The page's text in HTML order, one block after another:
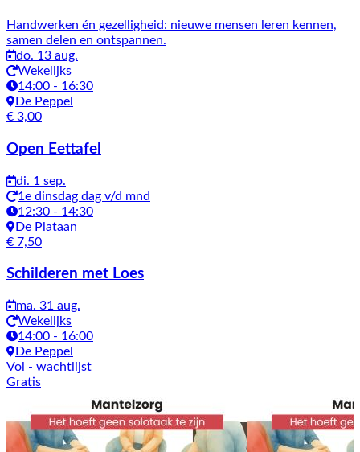
Handwerken én gezelligheid: nieuwe mensen leren kennen,
samen delen en ontspannen.
do. 13 aug.
Wekelijks
14:00 - 16:30
De Peppel
€ 3,00
Open Eettafel
di. 1 sep.
1e dinsdag dag v/d mnd
12:30 - 14:30
De Plataan
€ 7,50
Schilderen met Loes
ma. 31 aug.
Wekelijks
14:00 - 16:00
De Peppel
Vol - wachtlijst
Gratis